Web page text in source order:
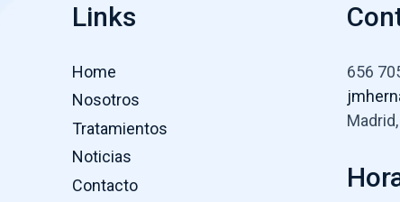
Links
Home
Nosotros
Tratamientos
Noticias
Contacto
656